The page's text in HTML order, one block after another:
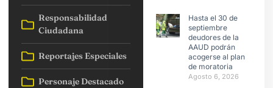
Responsabilidad
Ciudadana
Reportajes Especiales
Personaje Destacado
Hasta el 30 de
septiembre
deudores de la
AAUD podrán
acogerse al plan
de moratoria
Agosto 6, 2026